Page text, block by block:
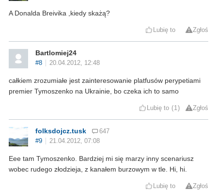
A Donalda Breivika ,kiedy skażą?
Lubię to Zgłoś
Bartlomiej24
#8 20.04.2012, 12:48
całkiem zrozumiałe jest zainteresowanie platfusów perypetiami
premier Tymoszenko na Ukrainie, bo czeka ich to samo
Lubię to 1 Zgłoś
folksdojcz.tusk
647
#9
21.04.2012, 07:08
Eee tam Tymoszenko. Bardziej mi się marzy inny scenariusz
wobec rudego złodzieja, z kanałem burzowym w tle. Hi, hi.
Lubię to Zgłoś